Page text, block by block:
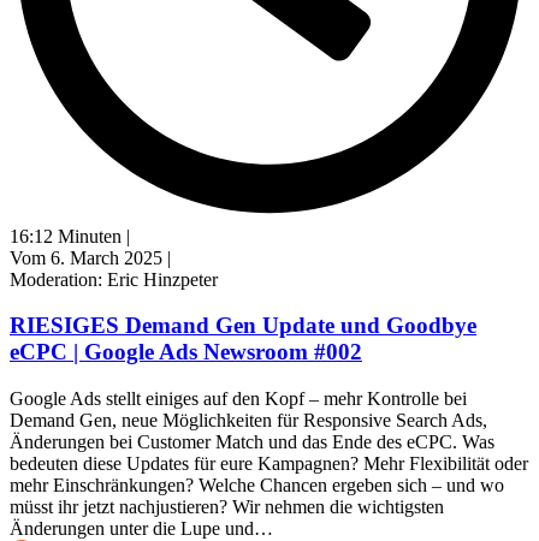
16:12 Minuten |
Vom 6. March 2025 |
Moderation: Eric Hinzpeter
RIESIGES Demand Gen Update und Goodbye
eCPC | Google Ads Newsroom #002
Google Ads stellt einiges auf den Kopf – mehr Kontrolle bei
Demand Gen, neue Möglichkeiten für Responsive Search Ads,
Änderungen bei Customer Match und das Ende des eCPC. Was
bedeuten diese Updates für eure Kampagnen? Mehr Flexibilität oder
mehr Einschränkungen? Welche Chancen ergeben sich – und wo
müsst ihr jetzt nachjustieren? Wir nehmen die wichtigsten
Änderungen unter die Lupe und…